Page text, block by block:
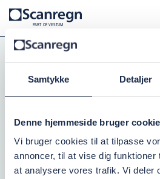
Samtykke Detaljer
Denne hjemmeside bruger
Vi bruger cookies til at tilpasse
annoncer, til at vise dig
at analysere vores trafik. Vi deler
PARTOF VESTUM
Pumper
DYKMOTOR TESLA 4" -
INDB.KONDENSATOR
Varenr.:501066115
På lager: 2